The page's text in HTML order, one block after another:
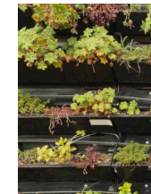
byla 360 let. Takže